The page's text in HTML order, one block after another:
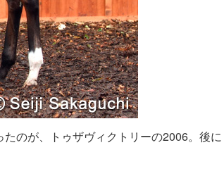
のが、トゥザヴィクトリーの2006。後に